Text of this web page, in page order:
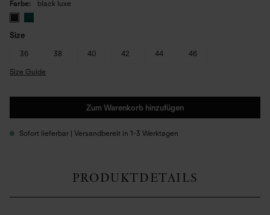
Farbe black luxe
Size
36
38 40 42 44
46
Size Guide
Zum Warenkorb hinzufügen
Sofort lieferbar | Versandbereit in 1-3 Werktagen
PRODUKTDETAILS